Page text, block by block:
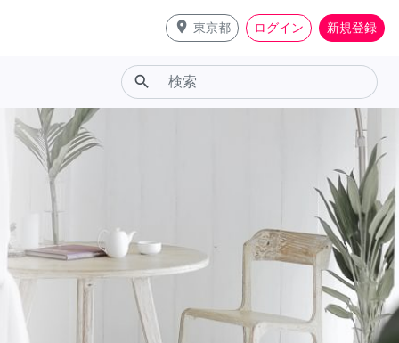
place 東京都 ログイン 新規登録
search